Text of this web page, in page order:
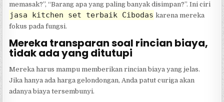
memasak?”, “Barang apa yang paling banyak disimpan?”. Ini ciri
jasa kitchen set terbaik Cibodas karena mereka
fokus pada fungsi.
Mereka transparan soal rincian biaya,
tidak ada yang ditutupi
Mereka harus mampu memberikan rincian biaya yang jelas.
Jika hanya ada harga gelondongan, Anda patut curiga akan
adanya biaya tersembunyi.